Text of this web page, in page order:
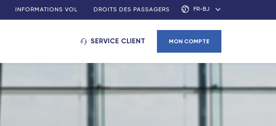
INFORMATIONS VOL DROITS DES PASSAGERS FR-BJ
SERVICE CLIENT MON COMPTE